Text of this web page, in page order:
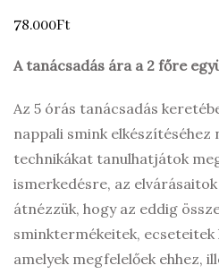
78.000Ft
A tanácsadás ára a 2 főre
Az 5 órás tanácsadás
nappali smink elkészítéséhez
technikákat tanulhatjátok
ismerkedésre, az
átnézzük, hogy az eddig
sminktermékeitek, ecseteitek
amelyek megfelelőek ehhez,